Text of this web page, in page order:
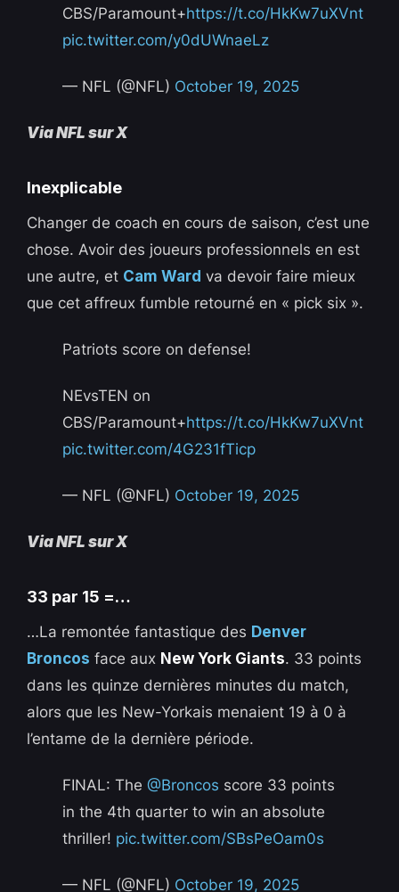
CBS/Paramount+https://t.co/HkKw7uXVnt
pic.twitter.com/y0dUWnaeLz
— NFL (@NFL) October 19, 2025
Via NFL sur X
Inexplicable
Changer de coach en cours de saison, c’est une
chose. Avoir des joueurs professionnels en est
une autre, et Cam Ward va devoir faire mieux
que cet affreux fumble retourné en « pick six ».
Patriots score on defense!
NEvsTEN on
CBS/Paramount+https://t.co/HkKw7uXVnt
pic.twitter.com/4G231fTicp
— NFL (@NFL) October 19, 2025
Via NFL sur X
33 par 15 =…
…La remontée fantastique des Denver
Broncos face aux New York Giants. 33 points
dans les quinze dernières minutes du match,
alors que les New-Yorkais menaient 19 à 0 à
l’entame de la dernière période.
FINAL: The@Broncos score 33 points
in the 4th quarter to win an absolute
thriller! pic.twitter.com/SBsPeOam0s
— NFL (@NFL) October 19, 2025